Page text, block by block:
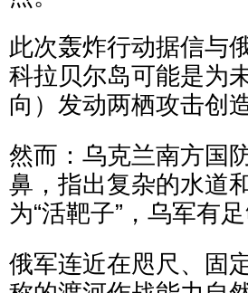
此次轰炸行动据信与
科拉贝尔岛可能是为
向）发动两栖攻击创
然而：乌克兰南方国
鼻，指出复杂的水道
为“活靶子”，乌军有
俄军连近在咫尺、固